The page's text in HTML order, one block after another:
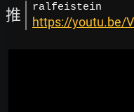
推 ralfeistein
https://youtu.be/